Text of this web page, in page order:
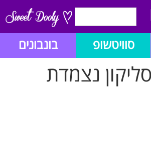
סוויטשופ בונבונים
נצמדת